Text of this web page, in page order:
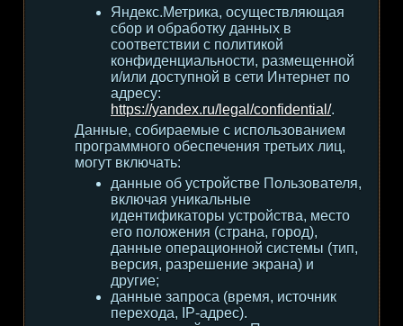
Яндекс.Метрика, осуществляющая
сбор и обработку данных в
соответствии с политикой
конфиденциальности, размещенной
и/или доступной в сети Интернет по
адресу:
https://yandex.ru/legal/confidential/.
Данные, собираемые с использованием
программного обеспечения третьих лиц,
могут включать:
данные об устройстве Пользователя,
включая уникальные
идентификаторы устройства, место
его положения (страна, город),
данные операционной системы (тип,
версия, разрешение экрана) и
другие;
данные запроса (время, источник
перехода, IP-адрес).